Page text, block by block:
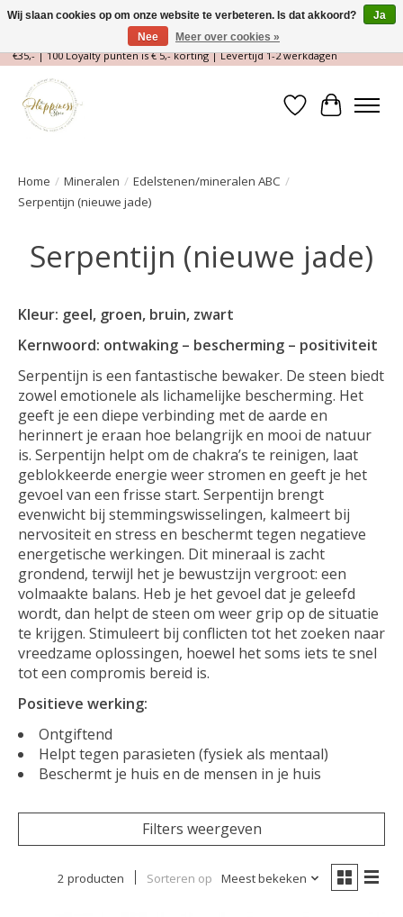
Magische Conceptstore, Edelstenen & Spirituele winkel | Gratis verzending >
€35,- | 100 Loyalty punten is € 5,- korting | Levertijd 1-2 werkdagen
Verlanglijst
Home / Mineralen / Edelstenen/mineralen ABC /
Serpentijn (nieuwe jade)
Serpentijn (nieuwe jade)
Kleur: geel, groen, bruin, zwart
Kernwoord: ontwaking – bescherming – positiviteit
Serpentijn is een fantastische bewaker. De steen biedt
zowel emotionele als lichamelijke bescherming. Het
geeft je een diepe verbinding met de aarde en
herinnert je eraan hoe belangrijk en mooi de natuur
is. Serpentijn helpt om de chakra’s te reinigen, laat
geblokkeerde energie weer stromen en geeft je het
gevoel van een frisse start. Serpentijn brengt
evenwicht bij stemmingswisselingen, kalmeert bij
nervositeit en stress en beschermt tegen negatieve
energetische werkingen. Dit mineraal is zacht
grondend, terwijl het je bewustzijn vergroot: een
volmaakte balans. Heb je het gevoel dat je geleefd
wordt, dan helpt de steen om weer grip op de situatie
te krijgen. Stimuleert bij conflicten tot het zoeken naar
vreedzame oplossingen, hoewel het soms iets te snel
tot een compromis bereid is.
Positieve werking:
Ontgiftend
Helpt tegen parasieten (fysiek als mentaal)
Beschermt je huis en de mensen in je huis
Filters weergeven
2 producten Sorteren op Meest bekeken
Wij slaan cookies op om onze website te verbeteren. Is dat akkoord?
Ja
Nee
Meer over cookies »